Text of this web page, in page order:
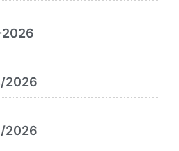
2026
2026